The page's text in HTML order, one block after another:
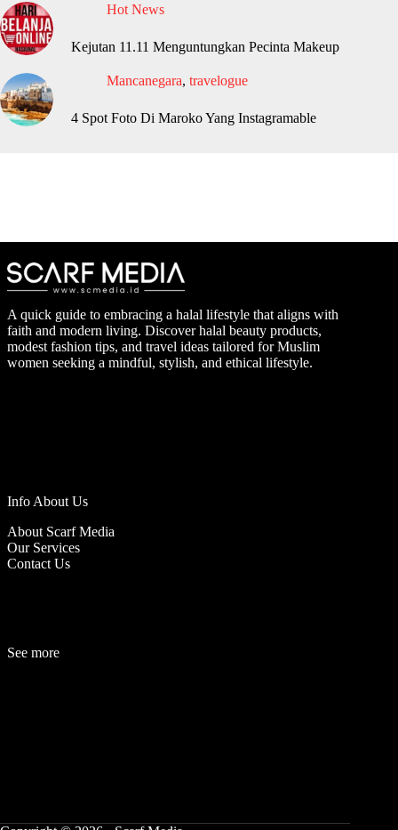
Hot News
Kejutan 11.11 Menguntungkan Pecinta Makeup
Mancanegara, travelogue
4 Spot Foto Di Maroko Yang Instagramable
A quick guide to embracing a halal lifestyle that aligns with
faith and modern living. Discover halal beauty products,
modest fashion tips, and travel ideas tailored for Muslim
women seeking a mindful, stylish, and ethical lifestyle.
Info About Us
About Scarf Media
Our Services
Contact Us
See more